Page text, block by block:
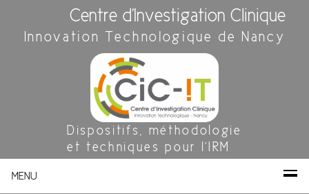
Centre d'Investigation Clinique
Innovation Technologique de Nancy
Dispositifs, méthodologie
et techniques pour l'IRM
MENU